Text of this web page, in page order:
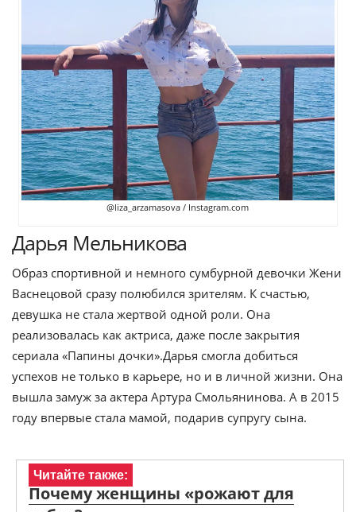
@liza_arzamasova / Instagram.com
Дарья Мельникова
Образ спортивной и немного сумбурной девочки Жени
Васнецовой сразу полюбился зрителям. К счастью,
девушка не стала жертвой одной роли. Она
реализовалась как актриса, даже после закрытия
сериала «Папины дочки».Дарья смогла добиться
успехов не только в карьере, но и в личной жизни. Она
вышла замуж за актера Артура Смольянинова. А в 2015
году впервые стала мамой, подарив супругу сына.
Читайте также:
Почему женщины «рожают для